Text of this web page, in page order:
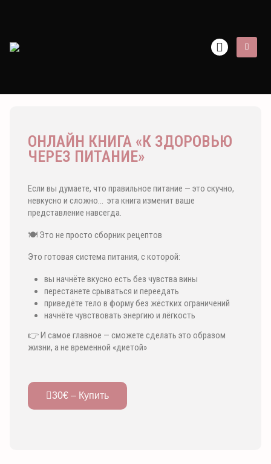
ОНЛАЙН КНИГА «‎К ЗДОРОВЬЮ
ЧЕРЕЗ ПИТАНИЕ»‎
Если вы думаете, что правильное питание — это скучно,
невкусно и сложно… эта книга изменит ваше
представление навсегда.
🍽 Это не просто сборник рецептов
Это готовая система питания, с которой:
вы начнёте вкусно есть без чувства вины
перестанете срываться и переедать
приведёте тело в форму без жёстких ограничений
начнёте чувствовать энергию и лёгкость
👉 И самое главное — сможете сделать это образом
жизни, а не временной «диетой»
30€ – Купить